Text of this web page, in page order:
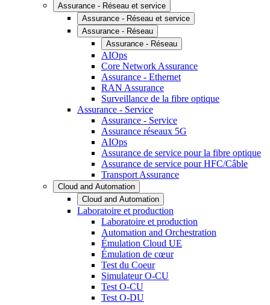
Assurance - Réseau et service
Assurance - Réseau et service
Assurance - Réseau
Assurance - Réseau
AIOps
Core Network Assurance
Assurance - Ethernet
RAN Assurance
Surveillance de la fibre optique
Assurance - Service
Assurance - Service
Assurance réseaux 5G
AIOps
Assurance de service pour la fibre optique
Assurance de service pour HFC/Câble
Transport Assurance
Cloud and Automation
Cloud and Automation
Laboratoire et production
Laboratoire et production
Automation and Orchestration
Émulation Cloud UE
Émulation de cœur
Test du Coeur
Simulateur O-CU
Test O-CU
Test O-DU